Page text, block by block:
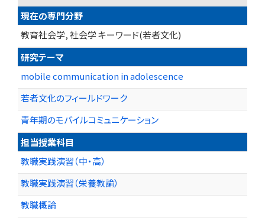
現在の専門分野
教育社会学, 社会学 キーワード(若者文化)
研究テーマ
mobile communication in adolescence
若者文化のフィールドワーク
青年期のモバイルコミュニケーション
担当授業科目
教職実践演習（中・高）
教職実践演習（栄養教諭）
教職概論